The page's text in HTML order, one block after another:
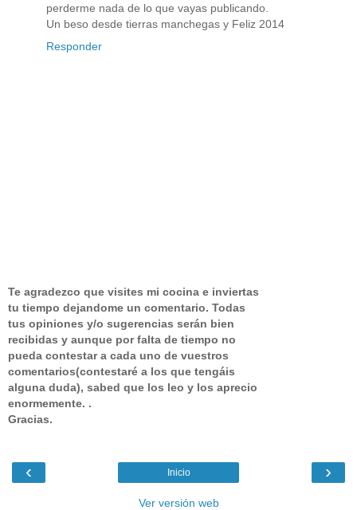
perderme nada de lo que vayas publicando.
Un beso desde tierras manchegas y Feliz 2014
Responder
Te agradezco que visites mi cocina e inviertas
tu tiempo dejandome un comentario. Todas
tus opiniones y/o sugerencias serán bien
recibidas y aunque por falta de tiempo no
pueda contestar a cada uno de vuestros
comentarios(contestaré a los que tengáis
alguna duda), sabed que los leo y los aprecio
enormemente. .
Gracias.
‹ ›
Inicio
Ver versión web